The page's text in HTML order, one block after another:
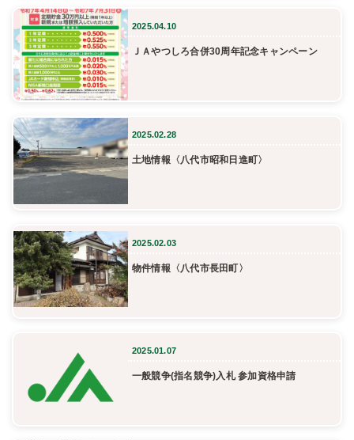
2025.04.10
ＪＡやつしろ合併30周年記念キャンペーン
2025.02.28
土地情報〈八代市昭和日進町〉
2025.02.03
物件情報〈八代市長田町〉
2025.01.07
一般競争(指名競争)入札 参加資格申請